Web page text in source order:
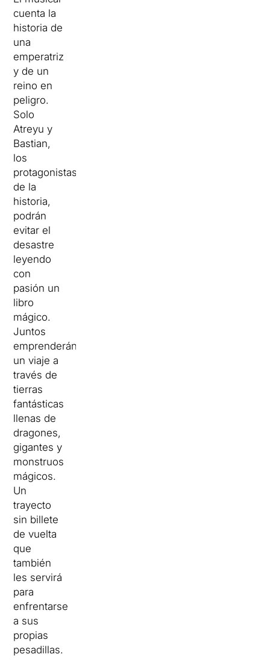
cuenta la
historia de
una
emperatriz
y de un
reino en
peligro.
Solo
Atreyu y
Bastian,
los
protagonistas
de la
historia,
podrán
evitar el
desastre
leyendo
con
pasión un
libro
mágico.
Juntos
emprenderán
un viaje a
través de
tierras
fantásticas
llenas de
dragones,
gigantes y
monstruos
mágicos.
Un
trayecto
sin billete
de vuelta
que
también
les servirá
para
enfrentarse
a sus
propias
pesadillas.